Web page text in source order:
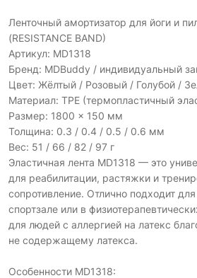
Ленточный амортизатор для йоги и
(RESISTANCE BAND)
Артикул: MD1318
Бренд: MDBuddy / индивидуальный
Цвет: Жёлтый / Розовый / Голубой /
Материал: TPE (термопластичный
Размер: 1800 × 150 мм
Толщина: 0.3 / 0.4 / 0.5 / 0.6 мм
Вес: 51 / 66 / 82 / 97 г
Эластичная лента MD1318 — это
для реабилитации, растяжки и
сопротивление. Отлично подходит
спортзале или в
для людей с аллергией на латекс
не содержащему латекса.
Особенности MD1318: